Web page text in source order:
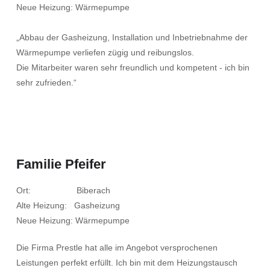
Neue Heizung: Wärmepumpe
„Abbau der Gasheizung, Installation und Inbetriebnahme der
Wärmepumpe verliefen zügig und reibungslos.
Die Mitarbeiter waren sehr freundlich und kompetent - ich bin
sehr zufrieden.“
Familie Pfeifer
Ort: Biberach
Alte Heizung: Gasheizung
Neue Heizung: Wärmepumpe
Die Firma Prestle hat alle im Angebot versprochenen
Leistungen perfekt erfüllt. Ich bin mit dem Heizungstausch